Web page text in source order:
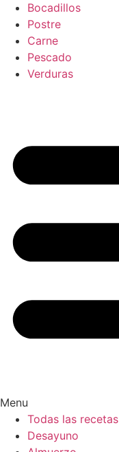
Bocadillos
Postre
Carne
Pescado
Verduras
Menu
Todas las recetas
Desayuno